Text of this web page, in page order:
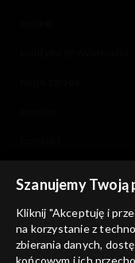
informacje o
Szanujemy
Kliknij "Akceptuję i
na korzystanie z
zbierania danych,
końcowym i ich